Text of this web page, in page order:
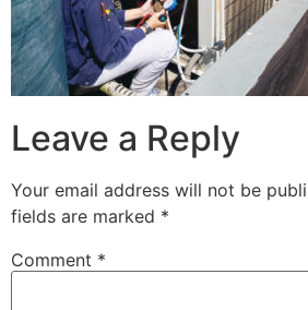
Leave a Reply
Your email address will not be
fields are marked *
Comment *